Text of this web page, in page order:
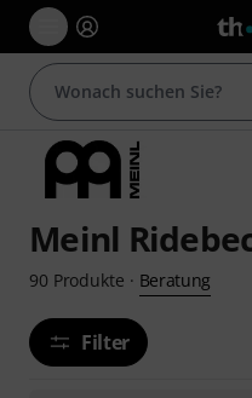
Meinl
90 Produkte · Beratung
Filter